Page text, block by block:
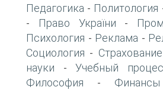
Педагогика - Политология
- Право України -
Психология - Реклама -
Социология - Страхование
науки - Учебный
Философия - Финансы